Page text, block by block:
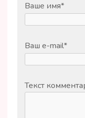
Ваше имя*
Ваш e-mail*
Текст